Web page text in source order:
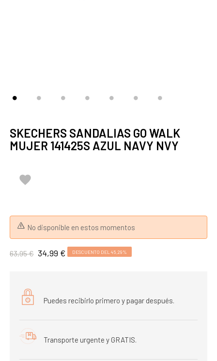
SKECHERS SANDALIAS GO WALK
MUJER 141425S AZUL NAVY NVY

No disponible en estos momentos
63,95 € 34,99 € DESCUENTO DEL 45,29%
Puedes recibirlo primero y pagar después.
Transporte urgente y GRATIS.